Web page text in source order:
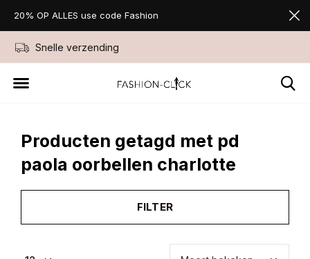
Snelle verzending
20% OP ALLES use code Fashion
Producten getagd met pd
paola oorbellen charlotte
FILTER